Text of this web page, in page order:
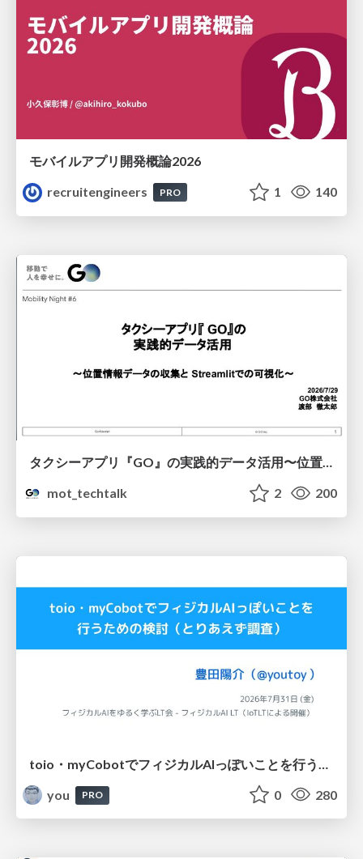
モバイルアプリ開発概論2026
recruitengineers
PRO 1 140
タクシーアプリ『GO』の実践的データ活用〜位置情報データの収集とStreamlitでの可視化〜
mot_techtalk
2 200
you
PRO 0 280